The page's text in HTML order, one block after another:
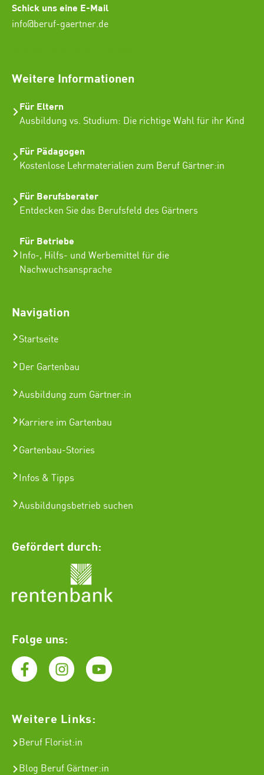
Schick uns eine E-Mail
info@beruf-gaertner.de
Weitere Informationen
Für Eltern
Ausbildung vs. Studium: Die richtige Wahl für ihr Kind
Für Pädagogen
Kostenlose Lehrmaterialien zum Beruf Gärtner:in
Für Berufsberater
Entdecken Sie das Berufsfeld des Gärtners
Für Betriebe
Info-, Hilfs- und Werbemittel für die
Nachwuchsansprache
Navigation
Startseite
Der Gartenbau
Ausbildung zum Gärtner:in
Karriere im Gartenbau
Gartenbau-Stories
Infos & Tipps
Ausbildungsbetrieb suchen
Gefördert durch:
Folge uns:
Weitere Links:
Beruf Florist:in
Blog Beruf Gärtner:in